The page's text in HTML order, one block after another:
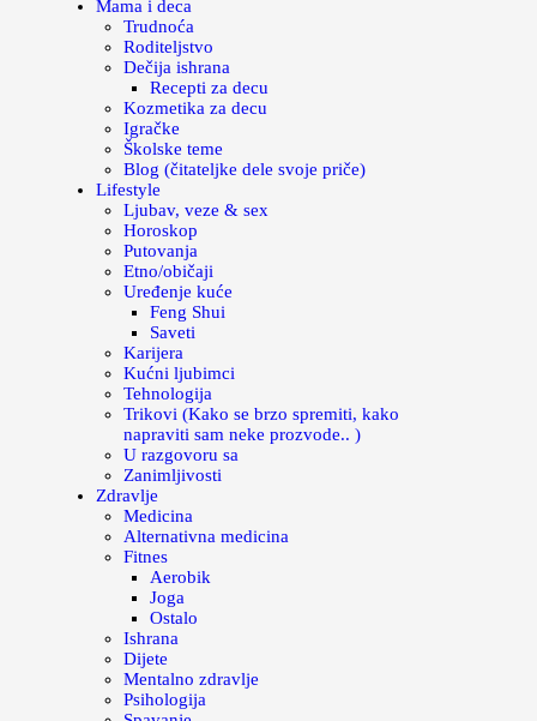
Mama i deca
Trudnoća
Roditeljstvo
Dečija ishrana
Recepti za decu
Kozmetika za decu
Igračke
Školske teme
Blog (čitateljke dele svoje priče)
Lifestyle
Ljubav, veze & sex
Horoskop
Putovanja
Etno/običaji
Uređenje kuće
Feng Shui
Saveti
Karijera
Kućni ljubimci
Tehnologija
Trikovi (Kako se brzo spremiti, kako
napraviti sam neke prozvode.. )
U razgovoru sa
Zanimljivosti
Zdravlje
Medicina
Alternativna medicina
Fitnes
Aerobik
Joga
Ostalo
Ishrana
Dijete
Mentalno zdravlje
Psihologija